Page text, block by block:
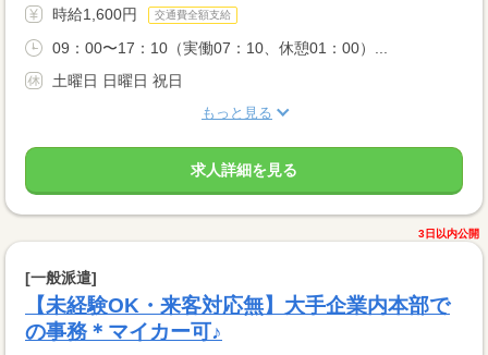
時給1,600円 交通費全額支給
09：00〜17：10（実働07：10、休憩01：00）...
土曜日 日曜日 祝日
もっと見る
求人詳細を見る
3日以内公開
[一般派遣]
【未経験OK・来客対応無】大手企業内本部で
の事務＊マイカー可♪